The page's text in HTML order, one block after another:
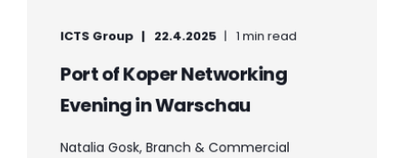
ICTS Group 22.4.2025 1 min read
Port of Koper Networking
Evening in Warschau
Natalia Gosk, Branch & Commercial